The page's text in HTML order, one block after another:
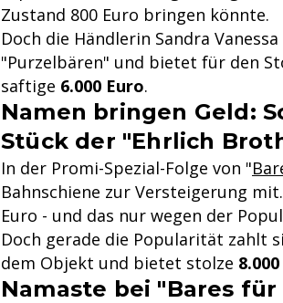
Zustand 800 Euro bringen könnte.
Doch die Händlerin Sandra
"Purzelbären" und bietet für den
saftige 6.000 Euro.
Namen bringen Geld:
Stück der "Ehrlich
In der Promi-Spezial-Folge von "
Bahnschiene zur Versteigerung
Euro - und das nur wegen der
Doch gerade die Popularität zahlt
dem Objekt und bietet stolze
Namaste bei "Bares